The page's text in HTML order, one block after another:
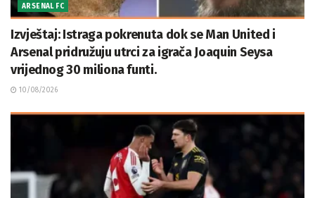
ARSENAL FC
Izvještaj: Istraga pokrenuta dok se Man United i
Arsenal pridružuju utrci za igrača Joaquin Seysa
vrijednog 30 miliona funti.
10/08/2026